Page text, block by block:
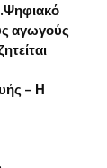
αγωγούς
– Η